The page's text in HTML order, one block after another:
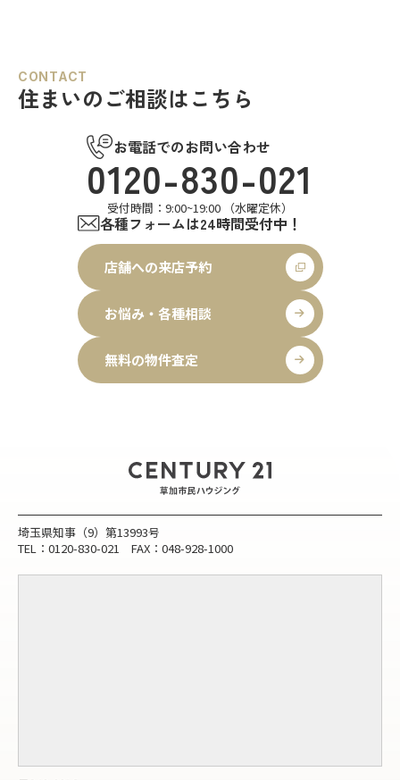
CONTACT
住まいのご相談はこちら
お電話でのお問い合わせ
0120-830-021
受付時間：9:00~19:00 （水曜定休）
各種フォームは24時間受付中！
店舗への来店予約
お悩み・各種相談
無料の物件査定
埼玉県知事（9）第13993号
TEL：0120-830-021 FAX：048-928-1000